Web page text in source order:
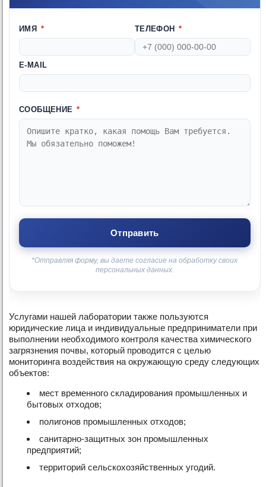
ИМЯ * ТЕЛЕФОН *
E-MAIL
СООБЩЕНИЕ *
*Отправляя форму, вы даете согласие на обработку своих
персональных данных.
Услугами нашей лаборатории также пользуются
юридические лица и индивидуальные предприниматели при
выполнении необходимого контроля качества химического
загрязнения почвы, который проводится с целью
мониторинга воздействия на окружающую среду следующих
объектов:
мест временного складирования промышленных и
бытовых отходов;
полигонов промышленных отходов;
санитарно-защитных зон промышленных
предприятий;
территорий сельскохозяйственных угодий.